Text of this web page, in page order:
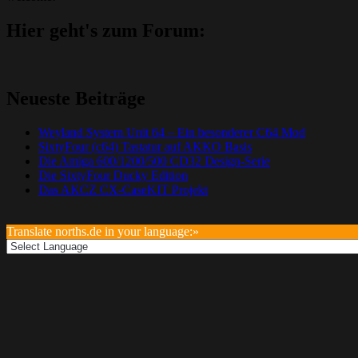
Hier geht's zum Forum:
Neueste Beiträge
Weyland System Unit 64 – Ein besonderer C64 Mod
SixtyFour (c64) Tastatur auf AKKO Basis
Die Amiga 600/1200/500 CD32 Design-Serie
Die SixtyFour Ducky Edition
Das AKCZ CX-CaseKIT Projekt
Translate norths.de in your language:»